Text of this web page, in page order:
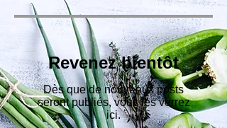
Revenez bientôt
Dès que de nouveaux posts
seront publiés, vous les verrez
ici.